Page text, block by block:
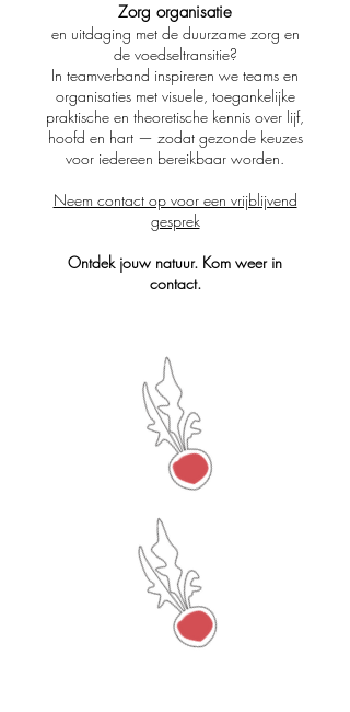
Zorg organisatie
en uitdaging met de duurzame zorg en
de voedseltransitie?
In teamverband inspireren we teams en
organisaties met visuele, toegankelijke
praktische en theoretische kennis over lijf,
hoofd en hart — zodat gezonde keuzes
voor iedereen bereikbaar worden.
Neem contact op voor een vrijblijvend
gesprek
Ontdek jouw natuur. Kom weer in
contact.